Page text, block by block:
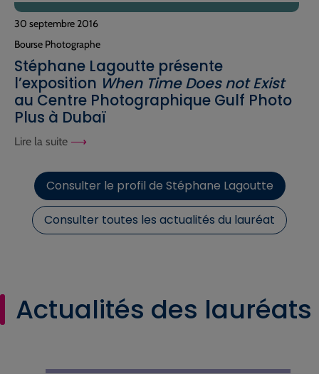
30 septembre 2016
Bourse Photographe
Stéphane Lagoutte présente
l’exposition When Time Does not Exist
au Centre Photographique Gulf Photo
Plus à Dubaï
Lire la suite
Consulter le profil de Stéphane Lagoutte
Consulter toutes les actualités du lauréat
Actualités des lauréats